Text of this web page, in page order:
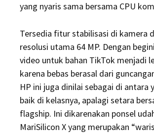
yang nyaris sama bersama CPU
Tersedia fitur stabilisasi di kamera
resolusi utama 64 MP. Dengan
video untuk bahan TikTok menjadi
karena bebas berasal dari
HP ini juga dinilai sebagai di antara
baik di kelasnya, apalagi setara
flagship. Ini dikarenakan ponsel
MariSilicon X yang merupakan